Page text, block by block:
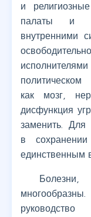
и
палаты и
внутренними
как мозг,
дисфункция
заменить.
в сохранении
единственным